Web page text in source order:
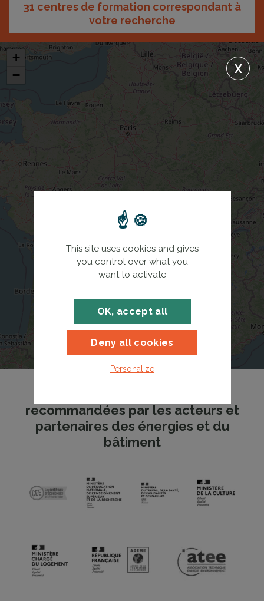
31 centres de formation correspondant à
votre recherche
X
+
−
recommandées par les acteurs et
partenaires des énergies et du
bâtiment
This site uses cookies and gives
you control over what you
want to activate
OK, accept all
Deny all cookies
Personalize